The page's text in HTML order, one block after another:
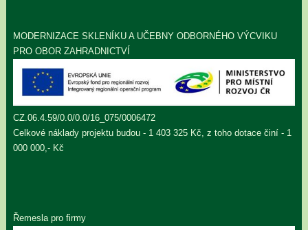
MODERNIZACE SKLENÍKU A UČEBNY ODBORNÉHO VÝCVIKU
PRO OBOR ZAHRADNICTVÍ
CZ.06.4.59/0.0/0.0/16_075/0006472
Celkové náklady projektu budou - 1 403 325 Kč, z toho dotace činí - 1
000 000,- Kč
Řemesla pro firmy